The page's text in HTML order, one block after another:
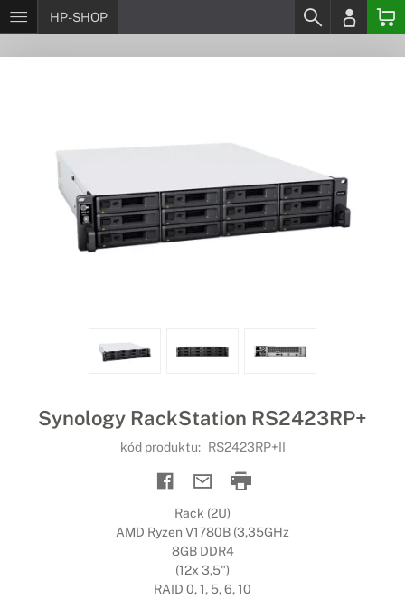
HP-SHOP
Synology RackStation RS2423RP+
kód produktu: RS2423RP+II
Rack (2U)
AMD Ryzen V1780B (3,35GHz
8GB DDR4
(12x 3,5")
RAID 0, 1, 5, 6, 10